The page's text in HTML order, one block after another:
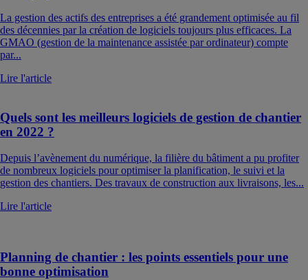
La gestion des actifs des entreprises a été grandement optimisée au fil
des décennies par la création de logiciels toujours plus efficaces. La
GMAO (gestion de la maintenance assistée par ordinateur) compte
par...
Lire l'article
Quels sont les meilleurs logiciels de gestion de chantier
en 2022 ?
Depuis l’avènement du numérique, la filière du bâtiment a pu profiter
de nombreux logiciels pour optimiser la planification, le suivi et la
gestion des chantiers. Des travaux de construction aux livraisons, les...
Lire l'article
Planning de chantier : les points essentiels pour une
bonne optimisation